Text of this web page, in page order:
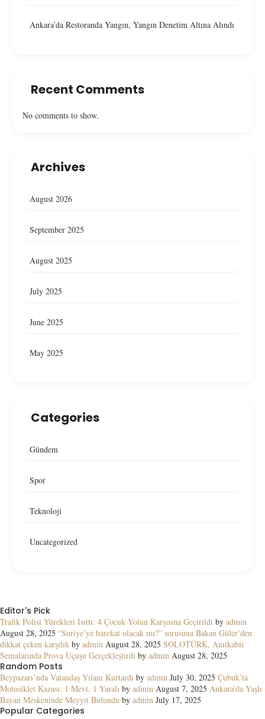
Ankara’da Restoranda Yangın, Yangın Denetim Altına Alındı
Recent Comments
No comments to show.
Archives
August 2026
September 2025
August 2025
July 2025
June 2025
May 2025
Categories
Gündem
Spor
Teknoloji
Uncategorized
Editor's Pick
Trafik Polisi Yürekleri Isıttı: 4 Çocuk Yolun Karşısına Geçirildi by admin
August 28, 2025 “Suriye’ye harekat olacak mı?” sorusuna Bakan Güler’den
dikkat çeken karşılık by admin August 28, 2025 SOLOTÜRK, Anıtkabir
Semalarında Prova Uçuşu Gerçekleştirdi by admin August 28, 2025
Random Posts
Beypazarı’nda Vatandaş Yılanı Kurtardı by admin July 30, 2025 Çubuk’ta
Motosiklet Kazası: 1 Mevt, 1 Yaralı by admin August 7, 2025 Ankara’da Yaşlı
Bayan Meskeninde Meyyit Bulundu by admin July 17, 2025
Popular Categories